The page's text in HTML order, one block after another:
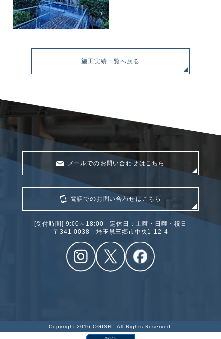
施工実績一覧へ戻る
メールでのお問い合わせはこちら
電話でのお問い合わせはこちら
[受付時間] 9:00～18:00 定休日：土曜・日曜・祝日
〒341‐0038 埼玉県三郷市中央1-12-4
Copyright 2016 OGISHI. All Rights Reserved.
モバイル